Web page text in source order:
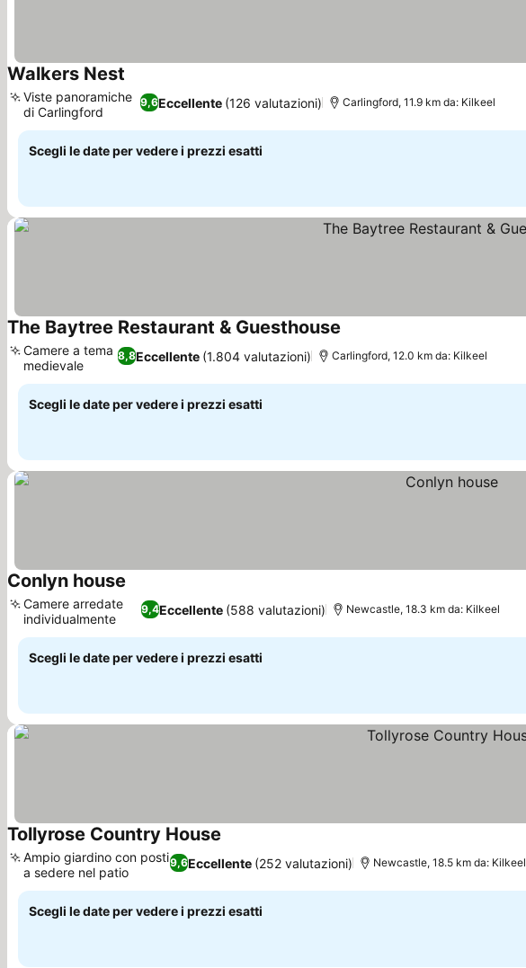
Walkers Nest
9,6Eccellente (126 valutazioni)
Viste panoramiche
di Carlingford
Carlingford, 11.9 km da: Kilkeel
Scegli le date per vedere i prezzi esatti
The Baytree Restaurant & Guesthouse
8,8Eccellente (1.804 valutazioni)
Camere a tema
medievale
Carlingford, 12.0 km da: Kilkeel
Scegli le date per vedere i prezzi esatti
Conlyn house
9,4Eccellente (588 valutazioni)
Camere arredate
individualmente
Newcastle, 18.3 km da: Kilkeel
Scegli le date per vedere i prezzi esatti
Tollyrose Country House
9,6Eccellente (252 valutazioni)
Ampio giardino con posti
a sedere nel patio
Newcastle, 18.5 km da: Kilkeel
Scegli le date per vedere i prezzi esatti